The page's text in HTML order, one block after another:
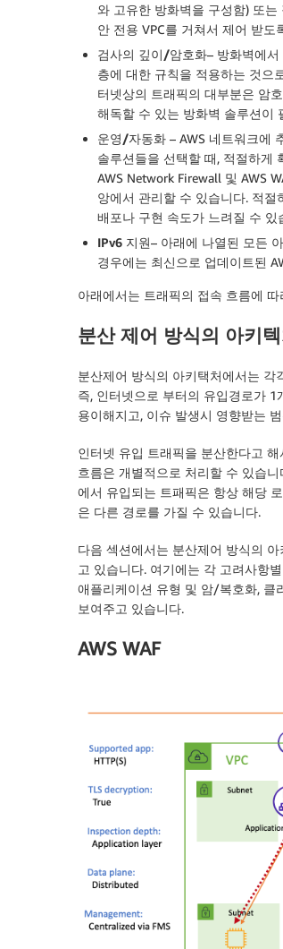
와 고유한 방화벽을 구성함) 또
안 전용 VPC를 거쳐서 제어 받도
검사의 깊이/암호화– 방화벽에
층에 대한 규칙을 적용하는 것으
터넷상의 트래픽의 대부분은 암
해독할 수 있는 방화벽 솔루션이
운영/자동화 – AWS 네트워크에
솔루션들을 선택할 때, 적절하게
AWS Network Firewall 및 AWS
앙에서 관리할 수 있습니다. 적
배포나 구현 속도가 느려질 수 있
IPv6 지원– 아래에 나열된 모든
경우에는 최신으로 업데이트된
아래에서는 트래픽의 접속 흐름에
분산 제어 방식의 아키
분산제어 방식의 아키택처에서는 각
즉, 인터넷으로 부터의 유입경로가
용이해지고, 이슈 발생시 영향받는
인터넷 유입 트래픽을 분산한다고
흐름은 개별적으로 처리할 수 있습니
에서 유입되는 트패픽은 항상 해당
은 다른 경로를 가질 수 있습니다.
다음 섹션에서는 분산제어 방식의
고 있습니다. 여기에는 각 고려사항
애플리케이션 유형 및 암/복호화, 클
보여주고 있습니다.
AWS WAF